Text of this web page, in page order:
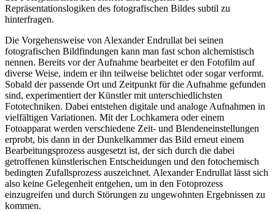
Repräsentationslogiken des fotografischen Bildes subtil zu
hinterfragen.
Die Vorgehensweise von Alexander Endrullat bei seinen
fotografischen Bildfindungen kann man fast schon alchemistisch
nennen. Bereits vor der Aufnahme bearbeitet er den Fotofilm auf
diverse Weise, indem er ihn teilweise belichtet oder sogar verformt.
Sobald der passende Ort und Zeitpunkt für die Aufnahme gefunden
sind, experimentiert der Künstler mit unterschiedlichsten
Fototechniken. Dabei entstehen digitale und analoge Aufnahmen in
vielfältigen Variationen. Mit der Lochkamera oder einem
Fotoapparat werden verschiedene Zeit- und Blendeneinstellungen
erprobt, bis dann in der Dunkelkammer das Bild erneut einem
Bearbeitungsprozess ausgesetzt ist, der sich durch die dabei
getroffenen künstlerischen Entscheidungen und den fotochemisch
bedingten Zufallsprozess auszeichnet. Alexander Endrullat lässt sich
also keine Gelegenheit entgehen, um in den Fotoprozess
einzugreifen und durch Störungen zu ungewohnten Ergebnissen zu
kommen.